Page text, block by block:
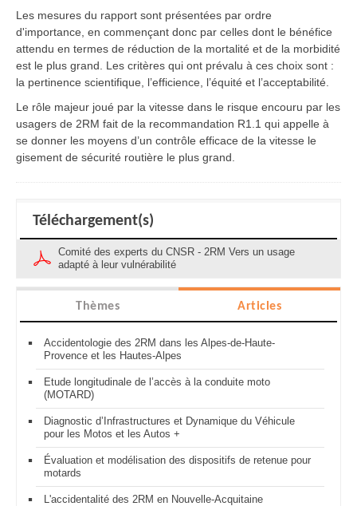
Les mesures du rapport sont présentées par ordre
d'importance, en commençant donc par celles dont le bénéfice
attendu en termes de réduction de la mortalité et de la morbidité
est le plus grand. Les critères qui ont prévalu à ces choix sont :
la pertinence scientifique, l’efficience, l’équité et l’acceptabilité.
Le rôle majeur joué par la vitesse dans le risque encouru par les
usagers de 2RM fait de la recommandation R1.1 qui appelle à
se donner les moyens d’un contrôle efficace de la vitesse le
gisement de sécurité routière le plus grand.
Téléchargement(s)
Comité des experts du CNSR - 2RM Vers un usage
adapté à leur vulnérabilité
Thèmes Articles
Accidentologie des 2RM dans les Alpes-de-Haute-
Provence et les Hautes-Alpes
Etude longitudinale de l’accès à la conduite moto
(MOTARD)
Diagnostic d’Infrastructures et Dynamique du Véhicule
pour les Motos et les Autos +
Évaluation et modélisation des dispositifs de retenue pour
motards
L'accidentalité des 2RM en Nouvelle-Acquitaine